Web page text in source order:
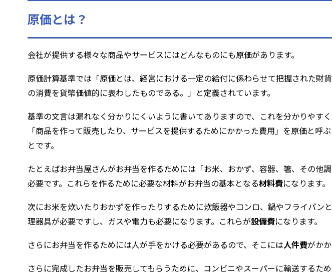
原価とは？
会社が提供する様々な商品やサービスにはどんなものにも原価があります。
原価計算基準では「原価とは、経営における一定の給付に係わらせて把握された財
の消費を貨幣価値的に表わしたものである。」と定義されています。
基準の文言は漏れなく分かりにくいように書いてありますので、これを分かりやす
「商品を作って販売したり、サービスを提供するためにかかった費用」を原価と呼
とです。
たとえばお弁当屋さんがお弁当を作るためには「お米、おかず、容器、箸、その他
必要です。これらを作るために必要な材料がお弁当の基本となる材料費になります。
次にお米を炊いたりおかずを作ったりするために炊飯器やコンロ、鍋やフライパン
理器具が必要ですし、ガスや電力も必要になります。これらが設備費になります。
さらにお弁当を作るためには人が手をかける必要があるので、そこには人件費がかか
さらに完成したお弁当を販売してもらうために、コンビニやスーパーに輸送するた